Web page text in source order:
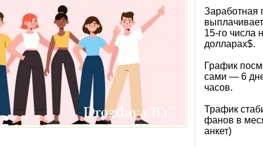
Заработная
15-го числа
долларах$.
График
сами — 6
часов.
Трафик
фанов в
анкет)